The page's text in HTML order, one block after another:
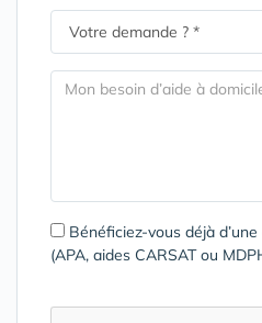
Bénéficiez-vous déjà
(APA, aides CARSAT ou